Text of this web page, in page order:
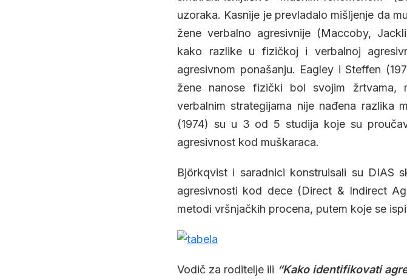
uzoraka. Kasnije je prevladalo mišljenje da
žene verbalno agresivnije (Maccoby,
kako razlike u fizičkoj i verbalnoj
agresivnom ponašanju. Eagley i Steffen
žene nanose fizički bol svojim žrtvama,
verbalnim strategijama nije nađena razlika
(1974) su u 3 od 5 studija koje su
agresivnost kod muškaraca.
Björkqvist i saradnici konstruisali su DIAS
agresivnosti kod dece (Direct & Indirect
metodi vršnjačkih procena, putem koje se
Vodič za roditelje ili “Kako identifikovati